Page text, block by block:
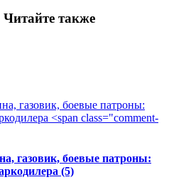
также
газовик, боевые патроны:
(5)